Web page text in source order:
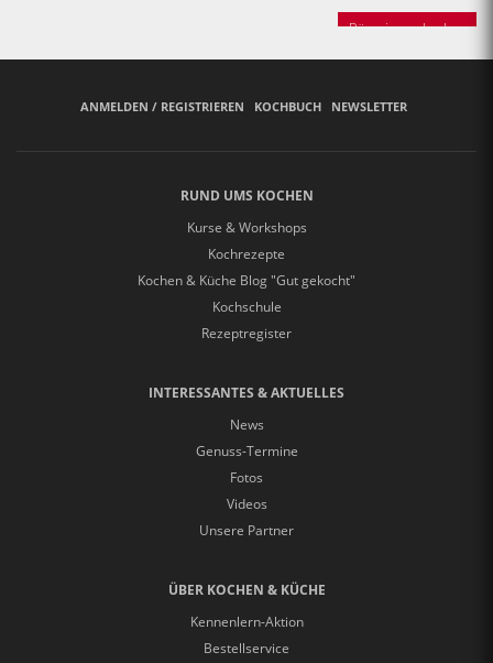
Bäuerinnen backen
ANMELDEN / REGISTRIEREN KOCHBUCH NEWSLETTER
RUND UMS KOCHEN
Kurse & Workshops
Kochrezepte
Kochen & Küche Blog "Gut gekocht"
Kochschule
Rezeptregister
INTERESSANTES & AKTUELLES
News
Genuss-Termine
Fotos
Videos
Unsere Partner
ÜBER KOCHEN & KÜCHE
Kennenlern-Aktion
Bestellservice